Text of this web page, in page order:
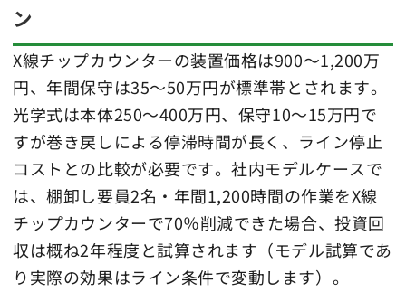
ン
X線チップカウンターの装置価格は900～1,200万
円、年間保守は35～50万円が標準帯とされます。
光学式は本体250～400万円、保守10～15万円で
すが巻き戻しによる停滞時間が長く、ライン停止
コストとの比較が必要です。社内モデルケースで
は、棚卸し要員2名・年間1,200時間の作業をX線
チップカウンターで70％削減できた場合、投資回
収は概ね2年程度と試算されます（モデル試算であ
り実際の効果はライン条件で変動します）。